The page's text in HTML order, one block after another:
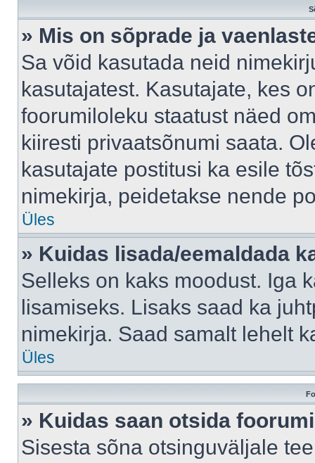
» Mis on sõprade ja
Sa võid kasutada neid
kasutajatest. Kasutajate, kes
foorumiloleku staatust näed
kiiresti privaatsõnumi saata.
kasutajate postitusi ka esile
nimekirja, peidetakse nende
Üles
» Kuidas lisada/eemaldada
Selleks on kaks moodust. Iga
lisamiseks. Lisaks saad ka
nimekirja. Saad samalt lehelt
Üles
» Kuidas saan otsida
Sisesta sõna otsinguväljale